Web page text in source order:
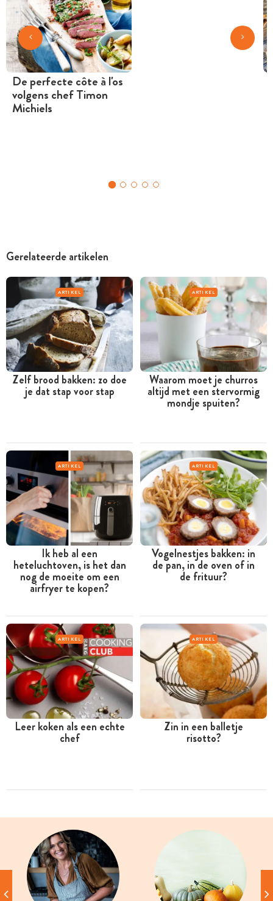
De perfecte côte à l'os
volgens chef Timon
Michiels
Gerelateerde artikelen
ARTIKEL
Zelf brood bakken: zo doe
je dat stap voor stap
ARTIKEL
Waarom moet je churros
altijd met een stervormig
mondje spuiten?
ARTIKEL
Ik heb al een
heteluchtoven, is het dan
nog de moeite om een
airfryer te kopen?
ARTIKEL
Vogelnestjes bakken: in
de pan, in de oven of in
de frituur?
ARTIKEL
Leer koken als een echte
chef
ARTIKEL
Zin in een balletje
risotto?